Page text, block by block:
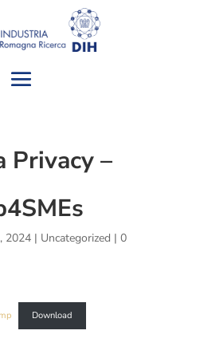
Privacy –
2024| Uncategorized | 0
Download